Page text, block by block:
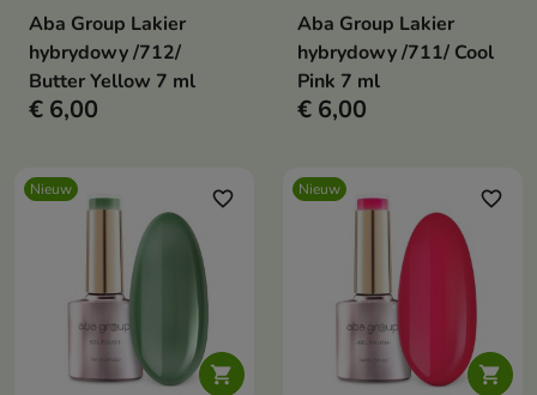
Aba Group Lakier
hybrydowy /712/
Butter Yellow 7 ml
€ 6,00
Aba Group Lakier
hybrydowy /711/ Cool
Pink 7 ml
€ 6,00
Nieuw

favorite_border Nieuw

favorite_border